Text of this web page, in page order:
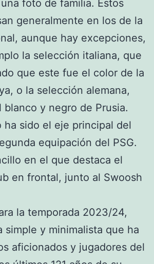
foto de familia. Estos
generalmente en los de la
aunque hay excepciones,
la selección italiana, que
que este fue el color de la
o la selección alemana,
y negro de Prusia.
ha sido el eje principal del
equipación del PSG.
en el que destaca el
en frontal, junto al Swoosh
la temporada 2023/24,
simple y minimalista que ha
aficionados y jugadores del